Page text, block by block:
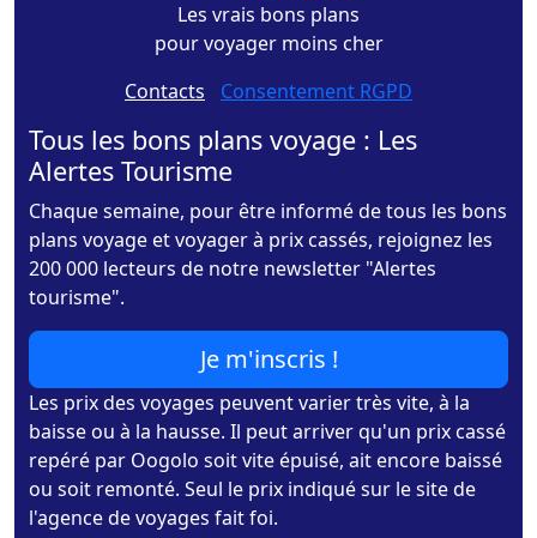
Les vrais bons plans
pour voyager moins cher
Contacts - Consentement RGPD
Tous les bons plans voyage : Les
Alertes Tourisme
Chaque semaine, pour être informé de tous les bons
plans voyage et voyager à prix cassés, rejoignez les
200 000 lecteurs de notre newsletter "Alertes
tourisme".
Je m'inscris !
Les prix des voyages peuvent varier très vite, à la
baisse ou à la hausse. Il peut arriver qu'un prix cassé
repéré par Oogolo soit vite épuisé, ait encore baissé
ou soit remonté. Seul le prix indiqué sur le site de
l'agence de voyages fait foi.